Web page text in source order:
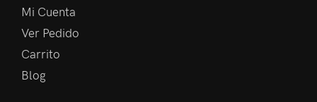
Mi Cuenta
Ver Pedido
Carrito
Blog